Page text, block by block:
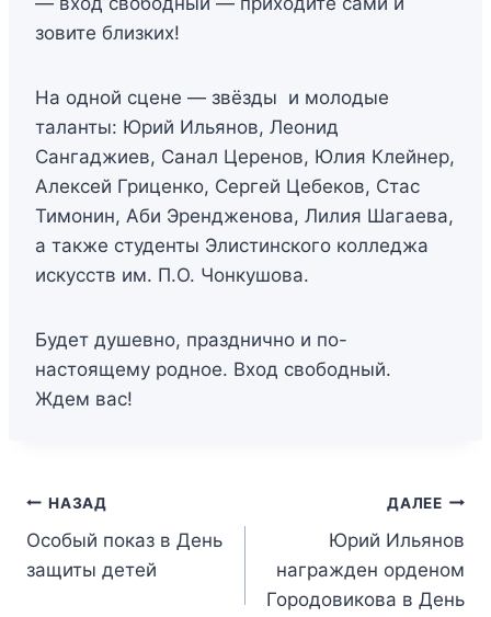
зовите близких!
На одной сцене — звёзды и молодые
таланты: Юрий Ильянов, Леонид
Сангаджиев, Санал Церенов, Юлия Клейнер,
Алексей Гриценко, Сергей Цебеков, Стас
Тимонин, Аби Эрендженова, Лилия Шагаева,
а также студенты Элистинского колледжа
искусств им. П.О. Чонкушова.
Будет душевно, празднично и по-
настоящему родное. Вход свободный.
Ждем вас!
НАЗАД
Особый показ в День
защиты детей
ДАЛЕЕ
Юрий Ильянов
награжден орденом
Городовикова в День